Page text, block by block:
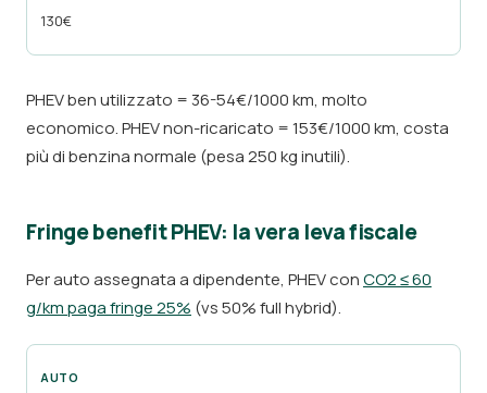
130€
PHEV ben utilizzato = 36-54€/1000 km, molto
economico. PHEV non-ricaricato = 153€/1000 km, costa
più di benzina normale (pesa 250 kg inutili).
Fringe benefit PHEV: la vera leva fiscale
Per auto assegnata a dipendente, PHEV conCO2 ≤ 60
g/km paga fringe 25% (vs 50% full hybrid).